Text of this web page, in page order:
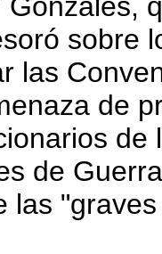
sobre
las
de
de
de
las